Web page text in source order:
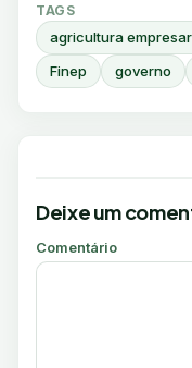
TAGS
agricultura
Finep
governo
Deixe um
Comentário